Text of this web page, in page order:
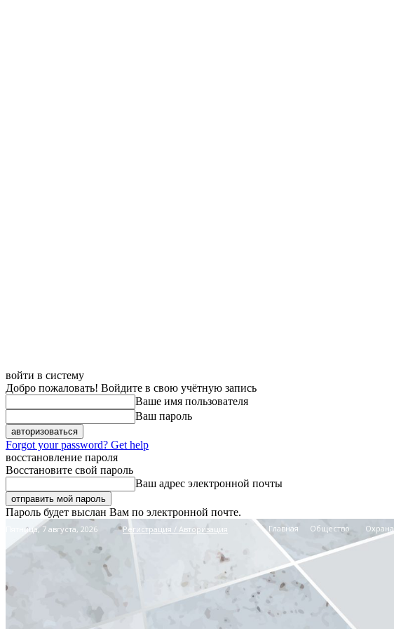
войти в систему
Добро пожаловать! Войдите в свою учётную запись
Ваше имя пользователя
Ваш пароль
Forgot your password? Get help
восстановление пароля
Восстановите свой пароль
Ваш адрес электронной почты
Пароль будет выслан Вам по электронной почте.
Пятница, 7 августа, 2026 Регистрация / Авторизация Главная Общество Охрана